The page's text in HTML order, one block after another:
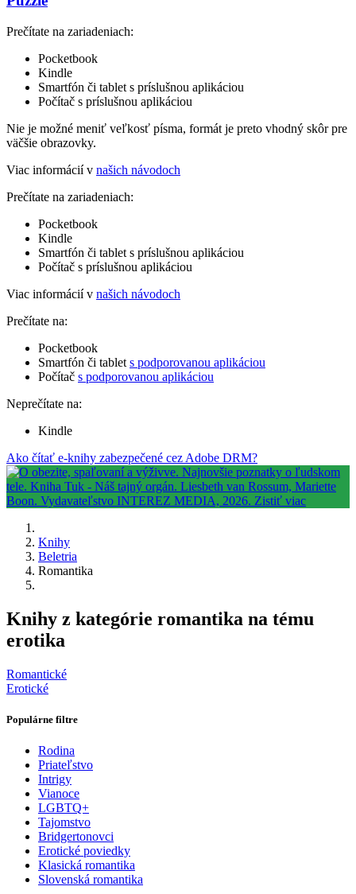
Prečítate na zariadeniach:
Pocketbook
Kindle
Smartfón či tablet s príslušnou aplikáciou
Počítač s príslušnou aplikáciou
Nie je možné meniť veľkosť písma, formát je preto vhodný skôr pre
väčšie obrazovky.
Viac informácií v našich návodoch
Prečítate na zariadeniach:
Pocketbook
Kindle
Smartfón či tablet s príslušnou aplikáciou
Počítač s príslušnou aplikáciou
Viac informácií v našich návodoch
Prečítate na:
Pocketbook
Smartfón či tablet s podporovanou aplikáciou
Počítač s podporovanou aplikáciou
Neprečítate na:
Kindle
Ako čítať e-knihy zabezpečené cez Adobe DRM?
Knihy
Beletria
Romantika
Knihy z kategórie romantika na tému
erotika
Romantické
Erotické
Populárne filtre
Rodina
Priateľstvo
Intrigy
Vianoce
LGBTQ+
Tajomstvo
Bridgertonovci
Erotické poviedky
Klasická romantika
Slovenská romantika